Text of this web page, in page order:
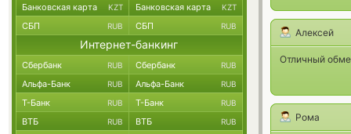
Алексей
Отличный
Рома
Банковская карта KZT Банковская карта KZT
СБП RUB СБП RUB
Интернет-банкинг
Сбербанк RUB Сбербанк RUB
Альфа-Банк RUB Альфа-Банк RUB
Т-Банк RUB Т-Банк RUB
ВТБ RUB ВТБ RUB